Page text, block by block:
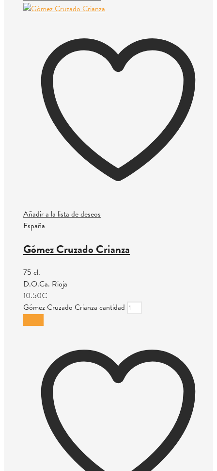
Añadir a la lista de deseos
España
Gómez Cruzado Crianza
75 cl.
D.O.Ca. Rioja
10.50€
Gómez Cruzado Crianza cantidad